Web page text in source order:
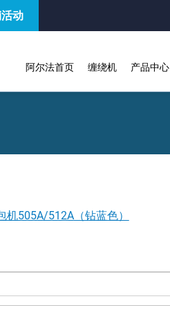
动
阿尔法首页 缠绕机 产品中心
机505A/512A（钻蓝色）